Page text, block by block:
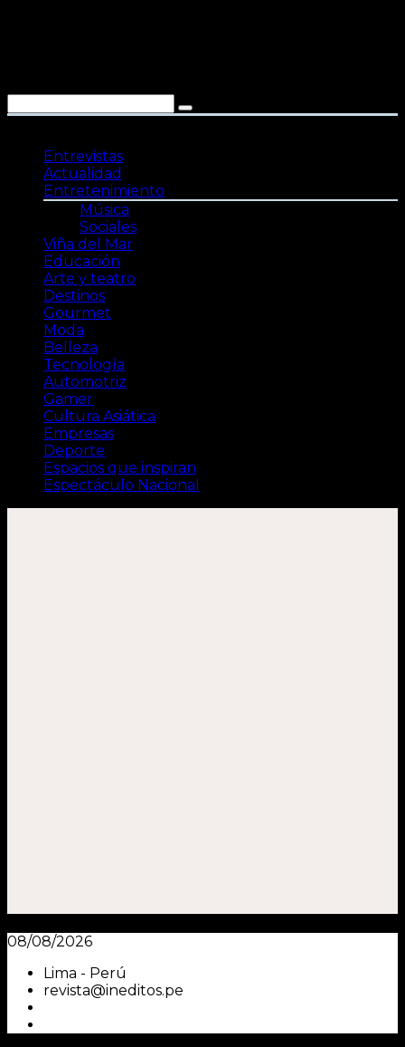
Entrevistas
Actualidad
Entretenimiento
Música
Sociales
Viña del Mar
Educación
Arte y teatro
Destinos
Gourmet
Moda
Belleza
Tecnología
Automotriz
Gamer
Cultura Asiática
Empresas
Deporte
Espacios que inspiran
Espectáculo Nacional
08/08/2026
Lima - Perú
revista@ineditos.pe